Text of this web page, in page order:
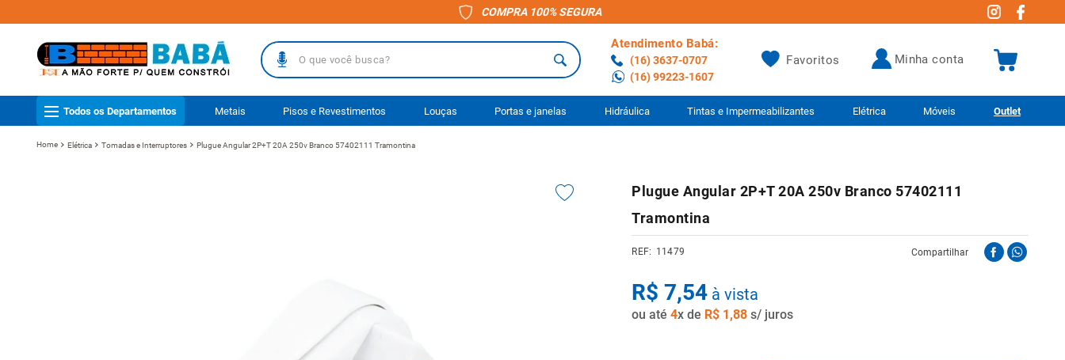
COMPRA 100% SEGURA
O que você busca? Atendimento Babá:
(16) 3637-0707
(16) 99223-1607
Favoritos minha conta
Todos os Departamentos Metais Pisos e Revestimentos Louças Portas e janelas Hidráulica Tintas e Impermeabilizantes Elétrica Móveis Outlet
Elétrica Tomadas e Interruptores Plugue Angular 2P+T 20A 250v Branco 57402111 Tramontina
Plugue Angular 2P+T 20A 250v Branco 57402111
Tramontina
11479 Compartilhar
R$ 7,54 à vista
ou até4x de R$ 1,88 s/ juros
TERMOS MAIS BUSCADOS
1º piso
porta